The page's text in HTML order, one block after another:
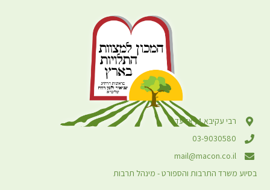
רבי עקיבא 4, אלעד
03-9030580
mail@macon.co.il
בסיוע משרד התרבות והספורט - מינהל תרבות